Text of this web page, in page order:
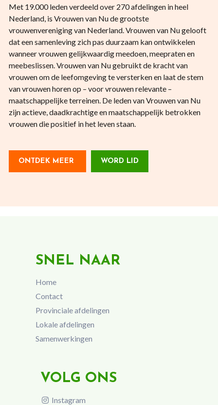
Met 19.000 leden verdeeld over 270 afdelingen in heel
Nederland, is Vrouwen van Nu de grootste
vrouwenvereniging van Nederland. Vrouwen van Nu gelooft
dat een samenleving zich pas duurzaam kan ontwikkelen
wanneer vrouwen gelijkwaardig meedoen, meepraten en
meebeslissen. Vrouwen van Nu gebruikt de kracht van
vrouwen om de leefomgeving te versterken en laat de stem
van vrouwen horen op – voor vrouwen relevante –
maatschappelijke terreinen. De leden van Vrouwen van Nu
zijn actieve, daadkrachtige en maatschappelijk betrokken
vrouwen die positief in het leven staan.
ONTDEK MEER WORD LID
SNEL NAAR
Home
Contact
Provinciale afdelingen
Lokale afdelingen
Samenwerkingen
VOLG ONS
Instagram